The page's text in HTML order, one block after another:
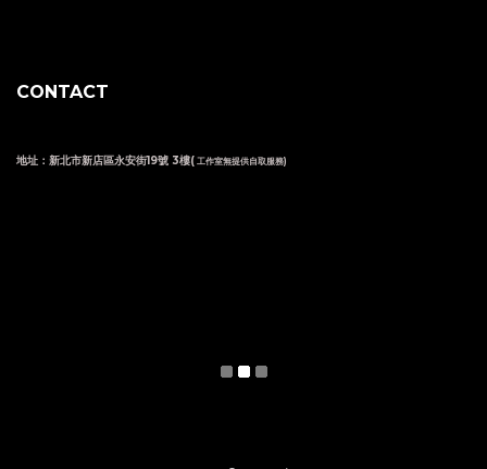
CONTACT
地址：新北市新店區永安街19號 3樓( 工作室無提供自取服務)